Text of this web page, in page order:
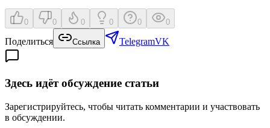
0 0 0 0 0 0
Поделиться Ссылка TelegramVK
Здесь идёт обсуждение статьи
Зарегистрируйтесь, чтобы читать комментарии и участвовать
в обсуждении.